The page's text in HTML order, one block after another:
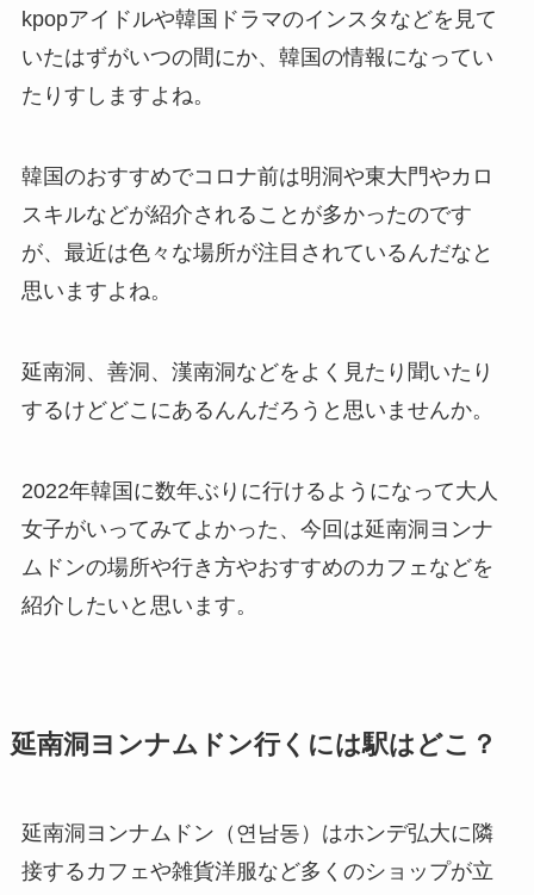
kpopアイドルや韓国ドラマのインスタなどを見て
いたはずがいつの間にか、韓国の情報になってい
たりすしますよね。
韓国のおすすめでコロナ前は明洞や東大門やカロ
スキルなどが紹介されることが多かったのです
が、最近は色々な場所が注目されているんだなと
思いますよね。
延南洞、善洞、漢南洞などをよく見たり聞いたり
するけどどこにあるんんだろうと思いませんか。
2022年韓国に数年ぶりに行けるようになって大人
女子がいってみてよかった、今回は延南洞ヨンナ
ムドンの場所や行き方やおすすめのカフェなどを
紹介したいと思います。
延南洞ヨンナムドン行くには駅はどこ？
延南洞ヨンナムドン（연남동）はホンデ弘大に隣
接するカフェや雑貨洋服など多くのショップが立